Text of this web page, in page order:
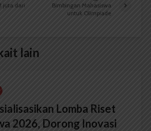
juta dari
Bimbingan Mahasiswa
untuk Olimpiade
lain
Lomba Riset
2026, Dorong Inovasi